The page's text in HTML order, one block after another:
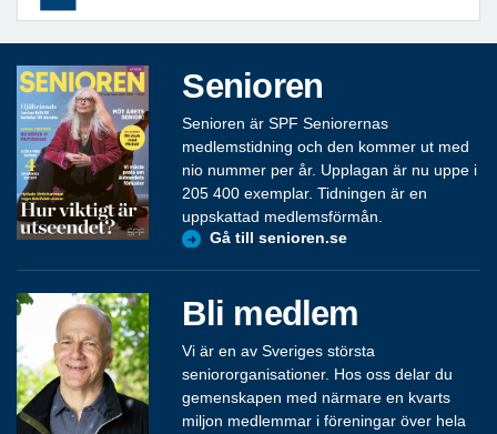
Senioren
Senioren är SPF Seniorernas
medlemstidning och den kommer ut med
nio nummer per år. Upplagan är nu uppe i
205 400 exemplar. Tidningen är en
uppskattad medlemsförmån.
Gå till senioren.se
Bli medlem
Vi är en av Sveriges största
seniororganisationer. Hos oss delar du
gemenskapen med närmare en kvarts
miljon medlemmar i föreningar över hela